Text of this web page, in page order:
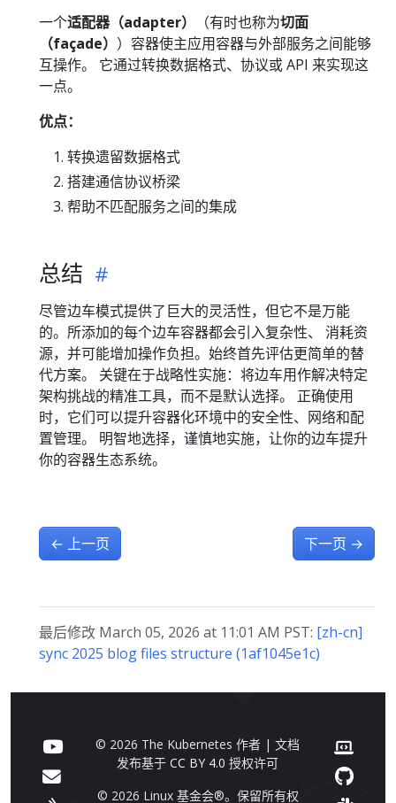
一个适配器（adapter） （有时也称为切面
（façade） ）容器使主应用容器与外部服务之间能够
互操作。 它通过转换数据格式、协议或 API 来实现这
一点。
优点：
转换遗留数据格式
搭建通信协议桥梁
帮助不匹配服务之间的集成
总结
尽管边车模式提供了巨大的灵活性，但它不是万能
的。所添加的每个边车容器都会引入复杂性、 消耗资
源，并可能增加操作负担。始终首先评估更简单的替
代方案。 关键在于战略性实施：将边车用作解决特定
架构挑战的精准工具，而不是默认选择。 正确使用
时，它们可以提升容器化环境中的安全性、网络和配
置管理。 明智地选择，谨慎地实施，让你的边车提升
你的容器生态系统。
← 上一页 下一页 →
最后修改 March 05, 2026 at 11:01 AM PST: [zh-cn]
sync 2025 blog files structure (1af1045e1c)
© 2026 The Kubernetes 作者 | 文档
发布基于CC BY 4.0 授权许可
© 2026 Linux 基金会®。保留所有权